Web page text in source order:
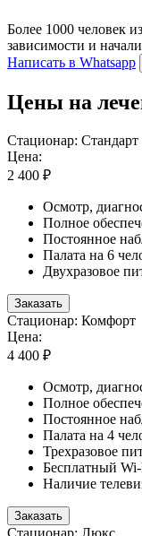
Более 1000 человек
зависимости и
Написать в Whatsapp
Цены на
Стационар: Стандарт
Цена:
2 400 ₽
Осмотр,
Полное
Постоянное
Палата на 6
Двухразовое
Заказать
Стационар: Комфорт
Цена:
4 400 ₽
Осмотр,
Полное
Постоянное
Палата на 4
Трехразовое
Бесплатный
Наличие
Заказать
Стационар: Люкс